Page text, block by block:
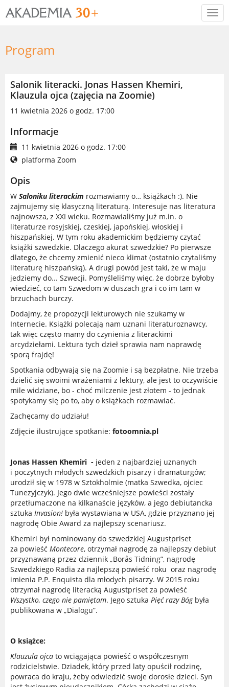
Program
Salonik literacki. Jonas Hassen Khemiri,
Klauzula ojca (zajęcia na Zoomie)
11 kwietnia 2026 o godz. 17:00
Informacje
11 kwietnia 2026 o godz. 17:00
platforma Zoom
Opis
W Saloniku literackim rozmawiamy o… książkach :). Nie
zajmujemy się klasyczną literaturą. Interesuje nas literatura
najnowsza, z XXI wieku. Rozmawialiśmy już m.in. o
literaturze rosyjskiej, czeskiej, japońskiej, włoskiej i
hiszpańskiej. W tym roku akademickim będziemy czytać
książki szwedzkie. Dlaczego akurat szwedzkie? Po pierwsze
dlatego, że chcemy zmienić nieco klimat (ostatnio czytaliśmy
literaturę hiszpańską). A drugi powód jest taki, że w maju
jedziemy do... Szwecji. Pomyśleliśmy więc, że dobrze byłoby
wiedzieć, co tam Szwedom w duszach gra i co im tam w
brzuchach burczy.
Dodajmy, że propozycji lekturowych nie szukamy w
Internecie. Książki polecają nam uznani literaturoznawcy,
tak więc często mamy do czynienia z literackimi
arcydziełami. Lektura tych dzieł sprawia nam naprawdę
sporą frajdę!
Spotkania odbywają się na Zoomie i są bezpłatne. Nie trzeba
dzielić się swoimi wrażeniami z lektury, ale jest to oczywiście
mile widziane, bo - choć milczenie jest złotem - to jednak
spotykamy się po to, aby o książkach rozmawiać.
Zachęcamy do udziału!
Zdjęcie ilustrujące spotkanie: fotoomnia.pl
Jonas Hassen Khemiri - jeden z najbardziej uznanych
i poczytnych młodych szwedzkich pisarzy i dramaturgów;
urodził się w 1978 w Sztokholmie (matka Szwedka, ojciec
Tunezyjczyk). Jego dwie wcześniejsze powieści zostały
przetłumaczone na kilkanaście języków, a jego debiutancka
sztuka Invasion! była wystawiana w USA, gdzie przyznano jej
nagrodę Obie Award za najlepszy scenariusz.
Khemiri był nominowany do szwedzkiej Augustpriset
za powieść Montecore, otrzymał nagrodę za najlepszy debiut
przyznawaną przez dziennik „Borås Tidning”, nagrodę
Szwedzkiego Radia za najlepszą powieść roku oraz nagrodę
imienia P.P. Enquista dla młodych pisarzy. W 2015 roku
otrzymał nagrodę literacką Augustpriset za powieść
Wszystko, czego nie pamiętam. Jego sztuka Pięć razy Bógbyła
publikowana w „Dialogu”.
O książce:
Klauzula ojca to wciągająca powieść o współczesnym
rodzicielstwie. Dziadek, który przed laty opuścił rodzinę,
powraca do kraju, żeby odwiedzić swoje dorosłe dzieci. Syn